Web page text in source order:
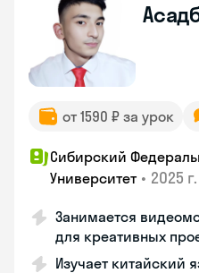
от 1590 ₽ за урок
Сибирский
Университет • 2025 г.
Занимается
для креативных
Изучает китайский